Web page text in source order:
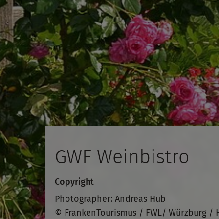
GWF Weinbistro
Copyright
Photographer: Andreas Hub
© FrankenTourismus / FWL/ Würzburg /